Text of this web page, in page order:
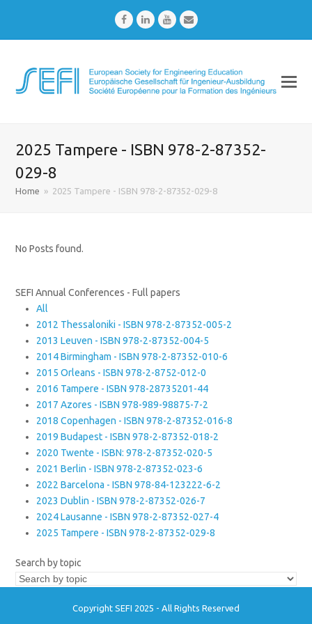
FacebookLinkedInYoutubeEmail
2025 Tampere - ISBN 978-2-87352-
029-8
Home » 2025 Tampere - ISBN 978-2-87352-029-8
No Posts found.
SEFI Annual Conferences - Full papers
All
2012 Thessaloniki - ISBN 978-2-87352-005-2
2013 Leuven - ISBN 978-2-87352-004-5
2014 Birmingham - ISBN 978-2-87352-010-6
2015 Orleans - ISBN 978-2-8752-012-0
2016 Tampere - ISBN 978-28735201-44
2017 Azores - ISBN 978-989-98875-7-2
2018 Copenhagen - ISBN 978-2-87352-016-8
2019 Budapest - ISBN 978-2-87352-018-2
2020 Twente - ISBN: 978-2-87352-020-5
2021 Berlin - ISBN 978-2-87352-023-6
2022 Barcelona - ISBN 978-84-123222-6-2
2023 Dublin - ISBN 978-2-87352-026-7
2024 Lausanne - ISBN 978-2-87352-027-4
2025 Tampere - ISBN 978-2-87352-029-8
Search by topic
Copyright SEFI 2025 - All Rights Reserved